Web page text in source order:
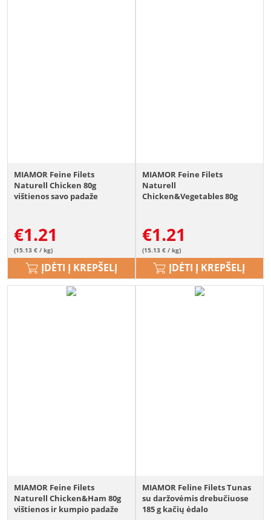
MIAMOR Feine Filets
Naturell Chicken 80g
vištienos savo padaže
€1.21
(15.13 € / kg)
ĮDĖTI Į KREPŠELĮ
MIAMOR Feine Filets
Naturell
Chicken&Vegetables 80g
€1.21
(15.13 € / kg)
ĮDĖTI Į KREPŠELĮ
MIAMOR Feine Filets
Naturell Chicken&Ham 80g
vištienos ir kumpio padaže
MIAMOR Feline Filets Tunas
su daržovėmis drebučiuose
185 g kačių ėdalo